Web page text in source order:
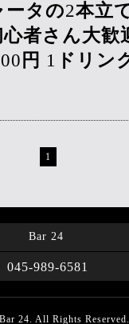
ータの2本立
者さん大歓
円 1 ドリン
1
Bar 24
045-989-6581
Bar 24. All Rights Reserved.